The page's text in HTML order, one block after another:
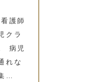
護師
クラ
病児
れな
…